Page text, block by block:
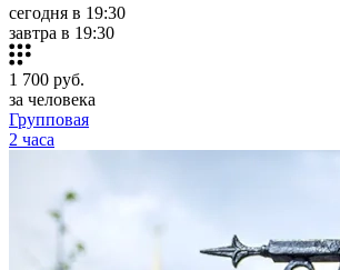
сегодня в 19:30
завтра в 19:30
1 700 руб.
за человека
Групповая
2 часа